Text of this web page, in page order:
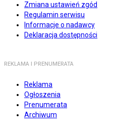
Zmiana ustawień zgód
Regulamin serwisu
Informacje o nadawcy
Deklaracja dostępności
REKLAMA I PRENUMERATA
Reklama
Ogłoszenia
Prenumerata
Archiwum